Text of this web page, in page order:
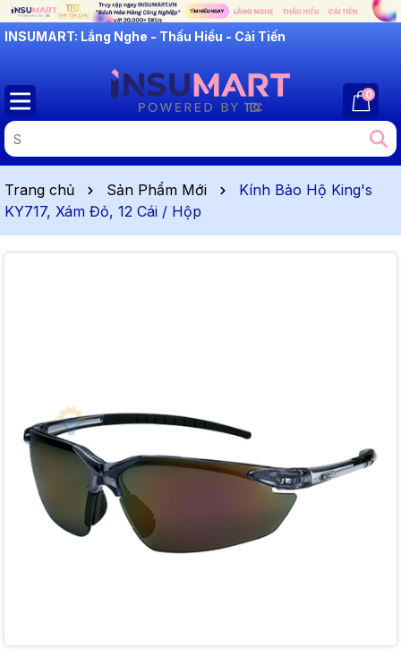
INSUMART: Lắng Nghe - Thấu Hiểu - Cải Tiến
0
Trang chủ Sản Phẩm Mới
Kính Bảo Hộ King's
KY717, Xám Đỏ, 12 Cái / Hộp